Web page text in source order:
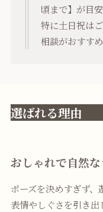
頃まで】が目
特に土日祝は
相談がおすすめ
選ばれる理由
おしゃれで自然
ポーズを決めすぎず、
表情やしぐさを引き